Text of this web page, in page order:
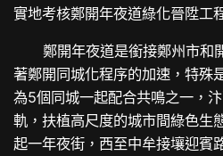
實地考核鄭開年夜道綠化晉陞工
鄭開年夜道是銜接鄭州市和
著鄭開同城化程序的加速，特殊
為5個同城一起配合共鳴之一，
軌，扶植高尺度的城市間綠色生
起一年夜街，西至中牟接壤迎賓